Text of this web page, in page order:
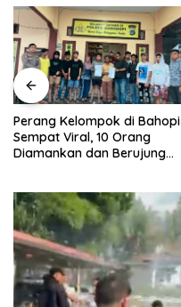
Perang Kelompok di Bahopi
Sempat Viral, 10 Orang
Diamankan dan Berujung